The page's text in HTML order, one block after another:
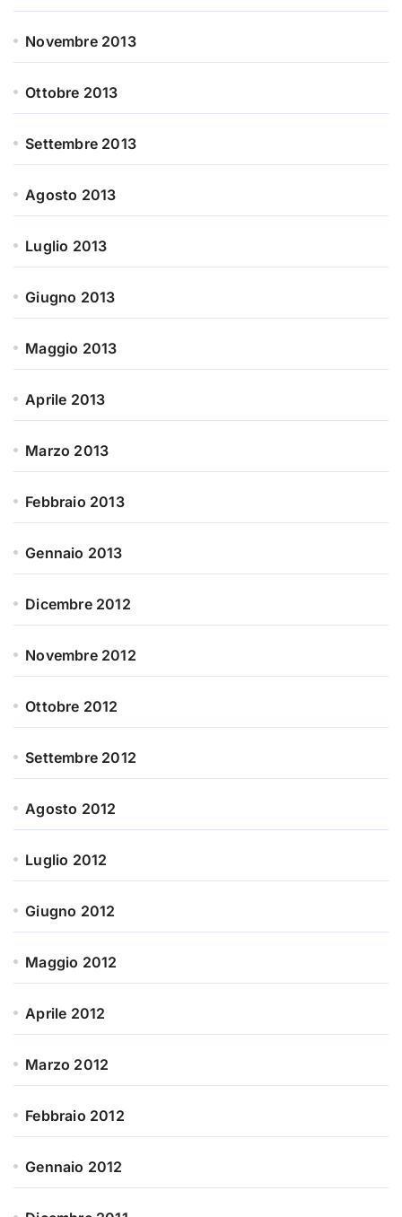
Novembre 2013
Ottobre 2013
Settembre 2013
Agosto 2013
Luglio 2013
Giugno 2013
Maggio 2013
Aprile 2013
Marzo 2013
Febbraio 2013
Gennaio 2013
Dicembre 2012
Novembre 2012
Ottobre 2012
Settembre 2012
Agosto 2012
Luglio 2012
Giugno 2012
Maggio 2012
Aprile 2012
Marzo 2012
Febbraio 2012
Gennaio 2012